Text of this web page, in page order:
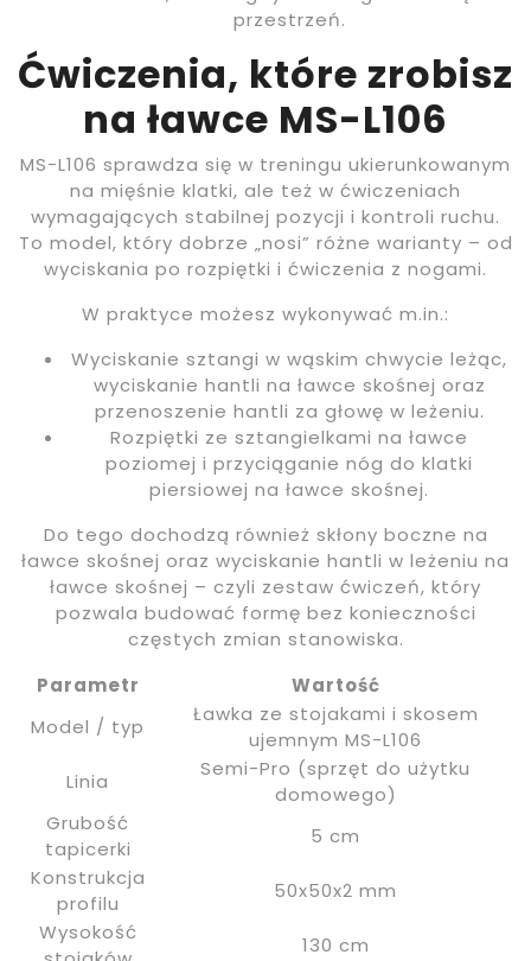
przestrzeń.
Ćwiczenia, które zrobisz
na ławce MS-L106
MS-L106 sprawdza się w treningu ukierunkowanym
na mięśnie klatki, ale też w ćwiczeniach
wymagających stabilnej pozycji i kontroli ruchu.
To model, który dobrze „nosi” różne warianty – od
wyciskania po rozpiętki i ćwiczenia z nogami.
W praktyce możesz wykonywać m.in.:
Wyciskanie sztangi w wąskim chwycie leżąc,
wyciskanie hantli na ławce skośnej oraz
przenoszenie hantli za głowę w leżeniu.
Rozpiętki ze sztangielkami na ławce
poziomej i przyciąganie nóg do klatki
piersiowej na ławce skośnej.
Do tego dochodzą również skłony boczne na
ławce skośnej oraz wyciskanie hantli w leżeniu na
ławce skośnej – czyli zestaw ćwiczeń, który
pozwala budować formę bez konieczności
częstych zmian stanowiska.
Parametr
Wartość
Model / typ
Ławka ze stojakami i skosem
ujemnym MS-L106
Linia
Semi-Pro (sprzęt do użytku
domowego)
Grubość
tapicerki
5 cm
Konstrukcja
profilu
50x50x2 mm
Wysokość
130 cm